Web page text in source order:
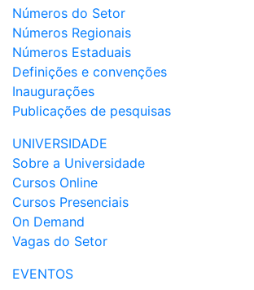
Números do Setor
Números Regionais
Números Estaduais
Definições e convenções
Inaugurações
Publicações de pesquisas
UNIVERSIDADE
Sobre a Universidade
Cursos Online
Cursos Presenciais
On Demand
Vagas do Setor
EVENTOS